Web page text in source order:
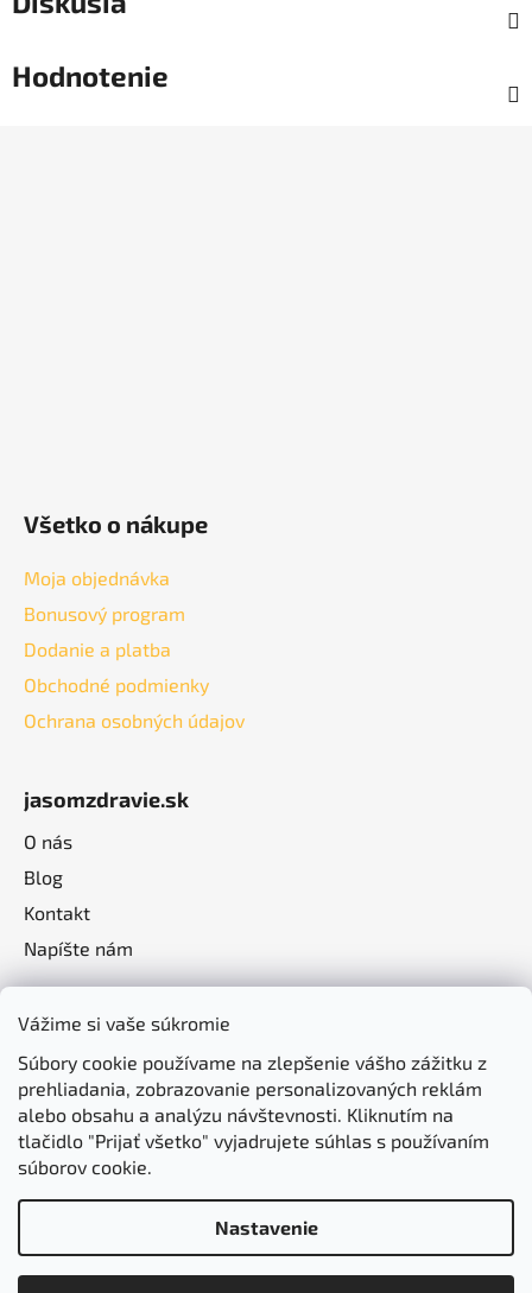
Vážime si vaše súkromie
Súbory cookie používame na zlepšenie vášho zážitku z
prehliadania, zobrazovanie personalizovaných reklám
alebo obsahu a analýzu návštevnosti. Kliknutím na
tlačidlo "Prijať všetko" vyjadrujete súhlas s používaním
súborov cookie.
Nastavenie
Hodnotenie
Všetko o nákupe
Moja objednávka
Bonusový program
Dodanie a platba
Obchodné podmienky
Ochrana osobných údajov
jasomzdravie.sk
O nás
Blog
Kontakt
Napíšte nám
Vytvoril Shoptet